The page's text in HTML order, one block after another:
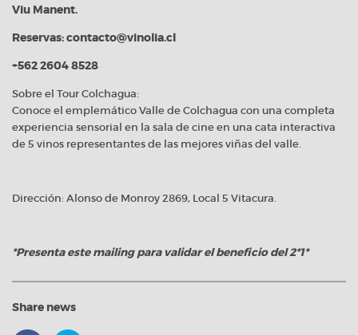
Viu Manent.
Reservas: contacto@vinolia.cl
+562 2604 8528
Sobre el Tour Colchagua:
Conoce el emplemático Valle de Colchagua con una completa
experiencia sensorial en la sala de cine en una cata interactiva
de 5 vinos representantes de las mejores viñas del valle.
Dirección: Alonso de Monroy 2869, Local 5 Vitacura.
*Presenta este mailing para validar el beneficio del 2*1*
Share news